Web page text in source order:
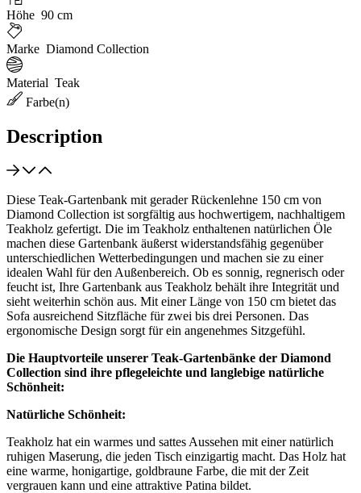
Höhe 90 cm
Marke Diamond Collection
Material Teak
Farbe(n)
Description
Diese Teak-Gartenbank mit gerader Rückenlehne 150 cm von
Diamond Collection ist sorgfältig aus hochwertigem, nachhaltigem
Teakholz gefertigt. Die im Teakholz enthaltenen natürlichen Öle
machen diese Gartenbank äußerst widerstandsfähig gegenüber
unterschiedlichen Wetterbedingungen und machen sie zu einer
idealen Wahl für den Außenbereich. Ob es sonnig, regnerisch oder
feucht ist, Ihre Gartenbank aus Teakholz behält ihre Integrität und
sieht weiterhin schön aus. Mit einer Länge von 150 cm bietet das
Sofa ausreichend Sitzfläche für zwei bis drei Personen. Das
ergonomische Design sorgt für ein angenehmes Sitzgefühl.
Die Hauptvorteile unserer Teak-Gartenbänke der Diamond
Collection sind ihre pflegeleichte und langlebige natürliche
Schönheit:
Natürliche Schönheit:
Teakholz hat ein warmes und sattes Aussehen mit einer natürlich
ruhigen Maserung, die jeden Tisch einzigartig macht. Das Holz hat
eine warme, honigartige, goldbraune Farbe, die mit der Zeit
vergrauen kann und eine attraktive Patina bildet.